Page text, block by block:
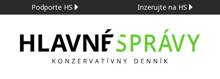
Podporte HS Inzerujte na HS